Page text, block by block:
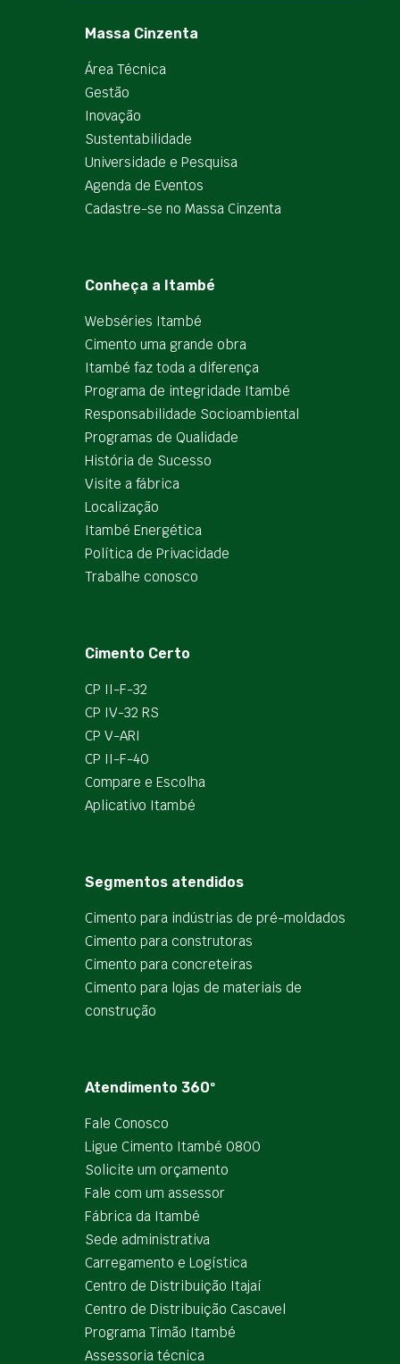
Massa Cinzenta
Área Técnica
Gestão
Inovação
Sustentabilidade
Universidade e Pesquisa
Agenda de Eventos
Cadastre-se no Massa Cinzenta
Conheça a Itambé
Webséries Itambé
Cimento uma grande obra
Itambé faz toda a diferença
Programa de integridade Itambé
Responsabilidade Socioambiental
Programas de Qualidade
História de Sucesso
Visite a fábrica
Localização
Itambé Energética
Política de Privacidade
Trabalhe conosco
Cimento Certo
CP II-F-32
CP IV-32 RS
CP V-ARI
CP II-F-40
Compare e Escolha
Aplicativo Itambé
Segmentos atendidos
Cimento para indústrias de pré-moldados
Cimento para construtoras
Cimento para concreteiras
Cimento para lojas de materiais de
construção
Atendimento 360º
Fale Conosco
Ligue Cimento Itambé 0800
Solicite um orçamento
Fale com um assessor
Fábrica da Itambé
Sede administrativa
Carregamento e Logística
Centro de Distribuição Itajaí
Centro de Distribuição Cascavel
Programa Timão Itambé
Assessoria técnica